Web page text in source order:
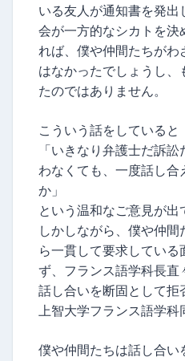
いる友人が通知書を発
会が一方的なシカトを決
れば、僕や仲間たちがわ
はなかったでしょうし、
たのではありません。
こういう話をしていると
「いきなり弁護士だ訴
わなくても、一度話し合
か」
という温和なご意見が出
しかしながら、僕や仲
ら一貫して要求してい
ず、フランス語学科長直
話し合いを断固として拒
上智大学フランス語学科
僕や仲間たちは話し合い